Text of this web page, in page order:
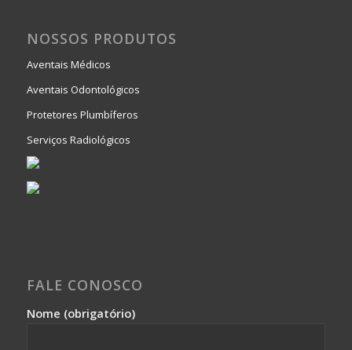
NOSSOS PRODUTOS
Aventais Médicos
Aventais Odontológicos
Protetores Plumbíferos
Serviços Radiológicos
FALE CONOSCO
Nome (obrigatório)